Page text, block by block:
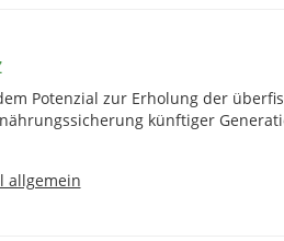
Potenzial zur Erholung der
künftiger
allgemein